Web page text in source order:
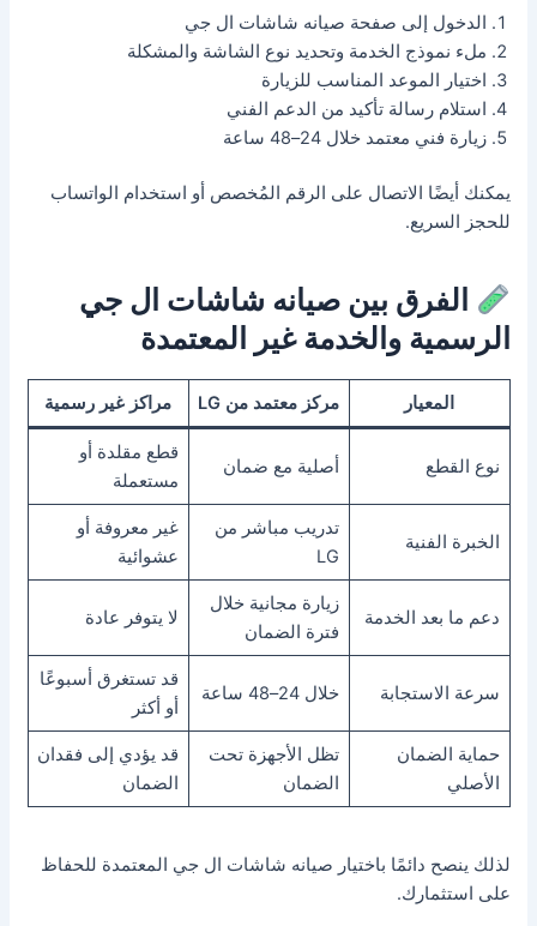
الدخول إلى صفحة صيانه شاشات ال جي
ملء نموذج الخدمة وتحديد نوع الشاشة والمشكلة
اختيار الموعد المناسب للزيارة
استلام رسالة تأكيد من الدعم الفني
زيارة فني معتمد خلال 24–48 ساعة
يمكنك أيضًا الاتصال على الرقم المُخصص أو استخدام الواتساب
للحجز السريع.
الفرق بين صيانه شاشات ال جي
الرسمية والخدمة غير المعتمدة
المعيار مركز معتمد من LG مراكز غير رسمية
نوع القطع أصلية مع ضمان
قطع مقلدة أو
مستعملة
الخبرة الفنية
تدريب مباشر من
LG
غير معروفة أو
عشوائية
دعم ما بعد الخدمة
زيارة مجانية خلال
فترة الضمان
لا يتوفر عادة
سرعة الاستجابة خلال 24–48 ساعة
قد تستغرق أسبوعًا
أو أكثر
حماية الضمان
الأصلي
تظل الأجهزة تحت
الضمان
قد يؤدي إلى فقدان
الضمان
لذلك ينصح دائمًا باختيار صيانه شاشات ال جي المعتمدة للحفاظ
على استثمارك.